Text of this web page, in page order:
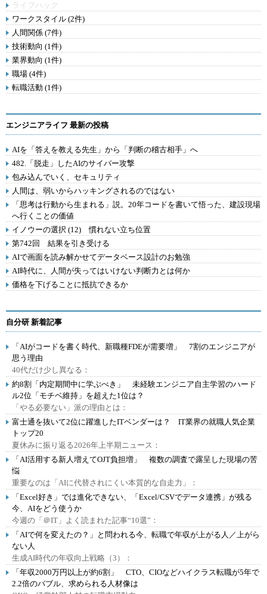
ライフハック
ワークスタイル (2件)
人間関係 (7件)
技術動向 (1件)
業界動向 (1件)
職場 (4件)
転職活動 (1件)
エンジニアライフ 最新の投稿
AIを「答えを教える先生」から「判断の稽古相手」へ
482.「脱走」したAIのサイバー攻撃
包み込んでいく、セキュリティ
人間は、弱いからハッキングされるのではない
「思考は行動から生まれる」説。20年コードを書いて悟った、建設現場
へ行くことの価値
イノウーの選択 (12) 慣れない立ち位置
第742回 結果を引き受ける
AIで画面を読み解かせてデータベース設計のお勉強
AI時代に、人間が失ってはいけない判断力とは何か
価格を下げることに抵抗できるか
自分研 新着記事
「AIがコードを書く時代、新職種FDEが需要増」 7割のエンジニアが
思う理由
40代だけ少し異なる：
約8割「内定期間中に学ぶべき」 未経験エンジニア自主学習のハード
ル2位「モチベ維持」を超えた1位は？
「やる必要ない」派の理由とは：
富士通を抜いて2位に躍進したITベンダーは？ IT業界の就職人気企業
トップ20
夏休みに振り返る2026年上半期ニュース：
「AI活用する新人増えてOJT負担増」 複数の調査で露呈した現場の苦
悩
重要なのは「AIに代替されにくい本質的な自走力」：
「Excel好き」では進化できない、「Excel/CSVでデータ連携」が残る
今、AIをどう使うか
今週の「＠IT」よく読まれた記事“10選”：
「AIで何を変えたの？」と問われる今、転職で年収が上がる人／上がら
ない人
生成AI時代の年収向上戦略（3）：
「年収2000万円以上が約6割」 CTO、CIOなどハイクラス転職が5年で
2.2倍のバブル、求められる人材像は